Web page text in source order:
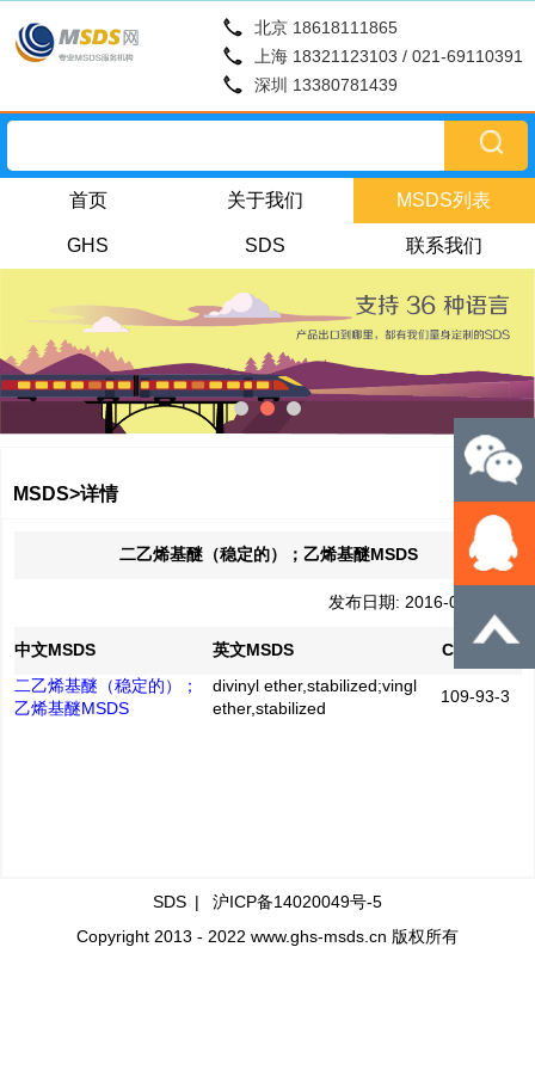
北京 18618111865
上海 18321123103 / 021-69110391
深圳 13380781439
首页 关于我们 MSDS列表
GHS SDS 联系我们
MSDS>详情
二乙烯基醚（稳定的）；乙烯基醚MSDS
发布日期: 2016-04-28
中文MSDS 英文MSDS
CAS No.
二乙烯基醚（稳定的）；
乙烯基醚MSDS
divinyl ether,stabilized;vingl
ether,stabilized
109-93-3
SDS | 沪ICP备14020049号-5
Copyright 2013 - 2022 www.ghs-msds.cn 版权所有